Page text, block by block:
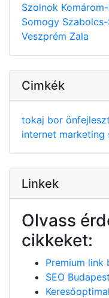
Szolnok
Somogy
Veszprém Zala
Cimkék
tokaj bor
internet marketing
Linkek
Olvass
cikkeket:
Premium link
SEO Budapest